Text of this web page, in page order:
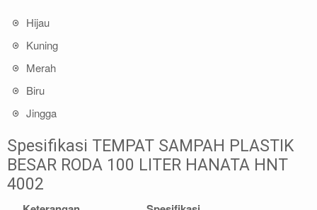
Hijau
Kuning
Merah
Biru
Jingga
Spesifikasi TEMPAT SAMPAH PLASTIK
BESAR RODA 100 LITER HANATA HNT
4002